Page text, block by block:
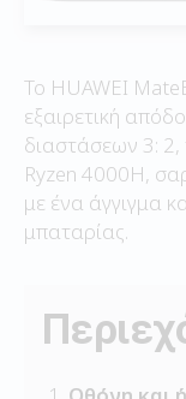
Το HUAWEI
εξαιρετική
διαστάσεων 3: 2,
Ryzen 4000H,
με ένα άγγιγμα
μπαταρίας.